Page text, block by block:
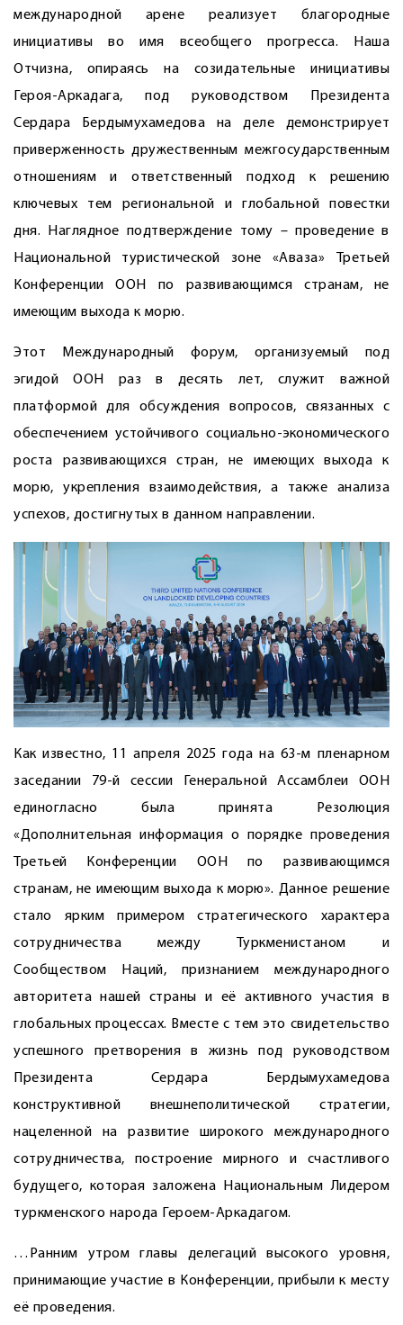
международной арене реализует благородные
инициативы во имя всеобщего прогресса. Наша
Отчизна, опираясь на созидательные инициативы
Героя-Аркадага, под руководством Президента
Сердара Бердымухамедова на деле демонстрирует
приверженность дружественным межгосударственным
отношениям и ответственный подход к решению
ключевых тем региональной и глобальной повестки
дня. Наглядное подтверждение тому – проведение в
Национальной туристической зоне «Аваза» Третьей
Конференции ООН по развивающимся странам, не
имеющим выхода к морю.
Этот Международный форум, организуемый под
эгидой ООН раз в десять лет, служит важной
платформой для обсуждения вопросов, связанных с
обеспечением устойчивого социально-экономического
роста развивающихся стран, не имеющих выхода к
морю, укрепления взаимодействия, а также анализа
успехов, достигнутых в данном направлении.
Как известно, 11 апреля 2025 года на 63-м пленарном
заседании 79-й сессии Генеральной Ассамблеи ООН
единогласно была принята Резолюция
«Дополнительная информация о порядке проведения
Третьей Конференции ООН по развивающимся
странам, не имеющим выхода к морю». Данное решение
стало ярким примером стратегического характера
сотрудничества между Туркменистаном и
Сообществом Наций, признанием международного
авторитета нашей страны и её активного участия в
глобальных процессах. Вместе с тем это свидетельство
успешного претворения в жизнь под руководством
Президента Сердара Бердымухамедова
конструктивной внешнеполитической стратегии,
нацеленной на развитие широкого международного
сотрудничества, построение мирного и счастливого
будущего, которая заложена Национальным Лидером
туркменского народа Героем-Аркадагом.
…Ранним утром главы делегаций высокого уровня,
принимающие участие в Конференции, прибыли к месту
её проведения.